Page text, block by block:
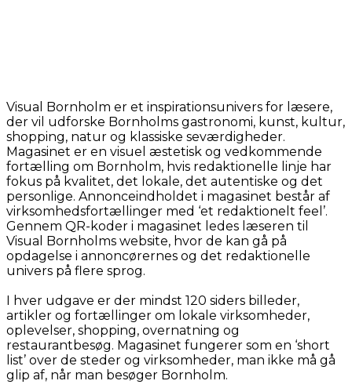
Visual Bornholm er et inspirationsunivers for læsere,
der vil udforske Bornholms gastronomi, kunst, kultur,
shopping, natur og klassiske seværdigheder.
Magasinet er en visuel æstetisk og vedkommende
fortælling om Bornholm, hvis redaktionelle linje har
fokus på kvalitet, det lokale, det autentiske og det
personlige. Annonceindholdet i magasinet består af
virksomhedsfortællinger med ‘et redaktionelt feel’.
Gennem QR-koder i magasinet ledes læseren til
Visual Bornholms website, hvor de kan gå på
opdagelse i annoncørernes og det redaktionelle
univers på flere sprog.
I hver udgave er der mindst 120 siders billeder,
artikler og fortællinger om lokale virksomheder,
oplevelser, shopping, overnatning og
restaurantbesøg. Magasinet fungerer som en ‘short
list’ over de steder og virksomheder, man ikke må gå
glip af, når man besøger Bornholm.